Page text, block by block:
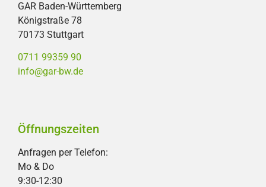
GAR Baden-Württemberg
Königstraße 78
70173 Stuttgart
0711 99359 90
info@gar-bw.de
Öffnungszeiten
Anfragen per Telefon:
Mo & Do
9:30-12:30